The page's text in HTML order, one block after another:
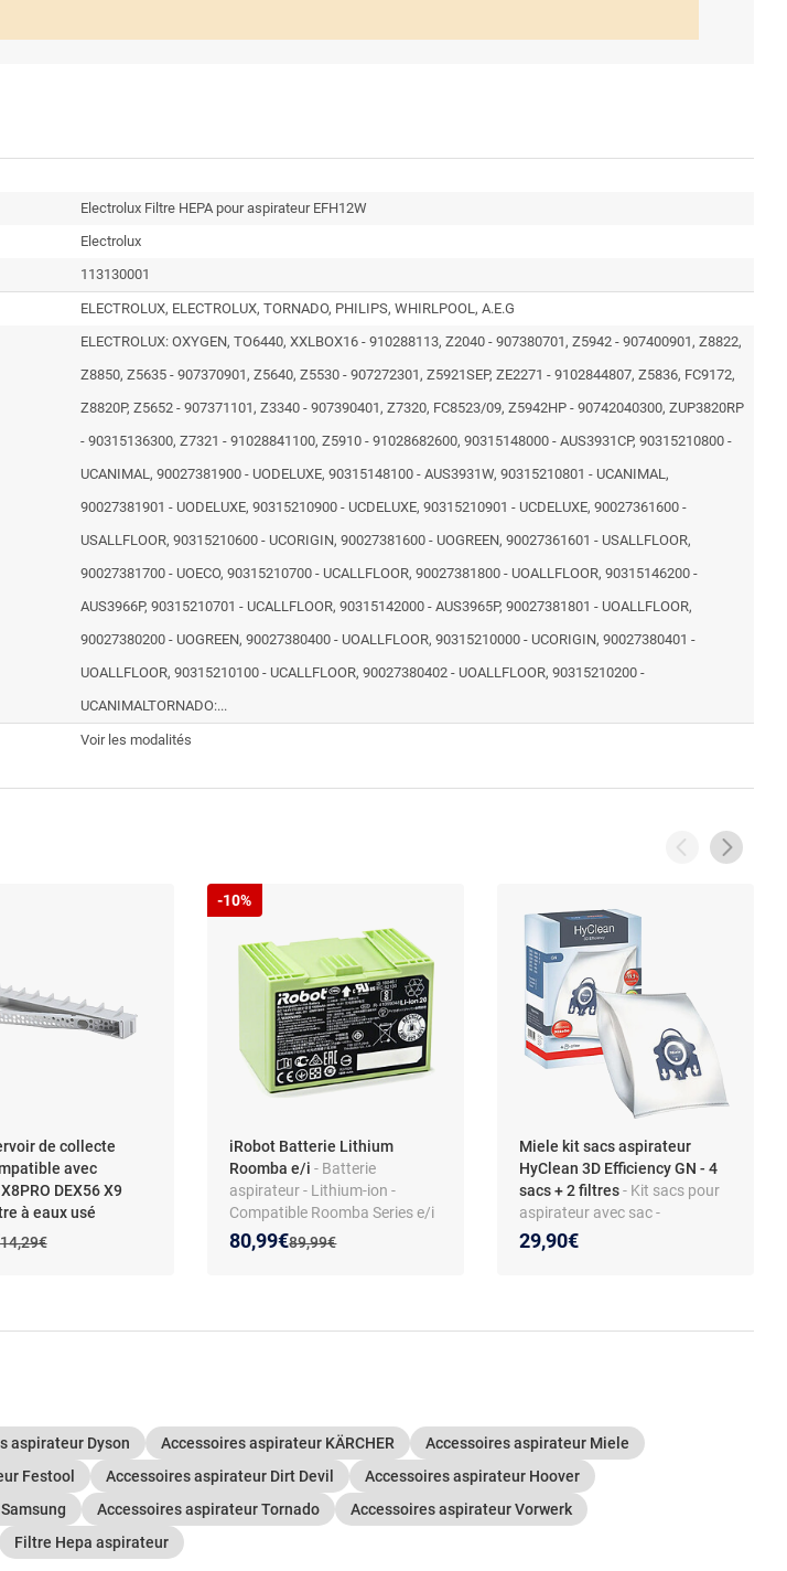
Electrolux Filtre HEPA pour aspirateur EFH12W
Electrolux
113130001
ELECTROLUX, ELECTROLUX, TORNADO, PHILIPS, WHIRLPOOL, A.E.G
ELECTROLUX: OXYGEN, TO6440, XXLBOX16 - 910288113, Z2040 - 907380701, Z5942 - 907400901, Z8822,
Z8850, Z5635 - 907370901, Z5640, Z5530 - 907272301, Z5921SEP, ZE2271 - 9102844807, Z5836, FC9172,
Z8820P, Z5652 - 907371101, Z3340 - 907390401, Z7320, FC8523/09, Z5942HP - 90742040300, ZUP3820RP
- 90315136300, Z7321 - 91028841100, Z5910 - 91028682600, 90315148000 - AUS3931CP, 90315210800 -
UCANIMAL, 90027381900 - UODELUXE, 90315148100 - AUS3931W, 90315210801 - UCANIMAL,
90027381901 - UODELUXE, 90315210900 - UCDELUXE, 90315210901 - UCDELUXE, 90027361600 -
USALLFLOOR, 90315210600 - UCORIGIN, 90027381600 - UOGREEN, 90027361601 - USALLFLOOR,
90027381700 - UOECO, 90315210700 - UCALLFLOOR, 90027381800 - UOALLFLOOR, 90315146200 -
AUS3966P, 90315210701 - UCALLFLOOR, 90315142000 - AUS3965P, 90027381801 - UOALLFLOOR,
90027380200 - UOGREEN, 90027380400 - UOALLFLOOR, 90315210000 - UCORIGIN, 90027380401 -
UOALLFLOOR, 90315210100 - UCALLFLOOR, 90027380402 - UOALLFLOOR, 90315210200 -
UCANIMALTORNADO:...
Voir les modalités
de collecte
avec
DEX56 X9
à eaux usé
prix :
14,29€
prix :
de :
iRobot Batterie Lithium
Roomba e/i- Batterie
aspirateur - Lithium-ion -
Compatible Roomba Series e/i
Ancien prix :
89,99€
Nouveau prix :
80,99€
Réduction de :
-10%
Miele kit sacs aspirateur
HyClean 3D Efficiency GN - 4
sacs + 2 filtres- Kit sacs pour
aspirateur avec sac -
Microfibre HyClean 3D
Efficiency - Filtration 9 niveaux
29,90€
aspirateur Dyson Accessoires aspirateur KÄRCHER
Accessoires aspirateur Miele
Festool Accessoires aspirateur Dirt Devil
Accessoires aspirateur Hoover
Accessoires aspirateur Tornado
Accessoires aspirateur Vorwerk
Filtre Hepa aspirateur